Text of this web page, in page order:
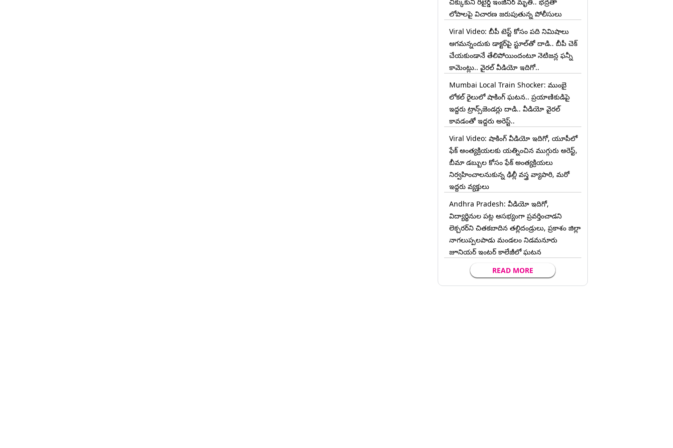
లోపాలపై విచారణ జరుపుతున్న పోలీసులు
Viral Video: బీపీ టెస్ట్‌ కోసం పది నిమిషాలు
ఆగమన్నందుకు డాక్టర్‌పై స్టూల్‌తో దాడి.. బీపీ చెక్
చేయకుండానే తేలిపోయిందంటూ నెటిజన్ల ఫన్నీ
కామెంట్లు.. వైరల్ వీడియో ఇదిగో..
Mumbai Local Train Shocker: ముంబై
లోకల్ రైలులో షాకింగ్ ఘటన.. ప్రయాణికుడిపై
ఇద్దరు ట్రాన్స్‌జెండర్లు దాడి.. వీడియో వైరల్
కావడంతో ఇద్దరు అరెస్ట్..
Viral Video: షాకింగ్ వీడియో ఇదిగో, యూపీలో
ఫేక్ అంత్యక్రియలకు యత్నించిన ముగ్గురు అరెస్ట్,
బీమా డబ్బుల కోసం ఫేక్ అంత్యక్రియలు
నిర్వహించాలనుకున్న ఢిల్లీ వస్త్ర వ్యాపారి, మరో
ఇద్దరు వ్యక్తులు
Andhra Pradesh: వీడియో ఇదిగో,
విద్యార్థినుల పట్ల అసభ్యంగా ప్రవర్తించాడని
లెక్చ‌ర‌ర్‌ని చిత‌క‌బాదిన త‌ల్లిదండ్రులు, ప్రకాశం జిల్లా
నాగలుప్పలపాడు మండలం నిడమనూరు
జూనియర్ ఇంటర్ కాలేజీలో ఘటన
READ MORE